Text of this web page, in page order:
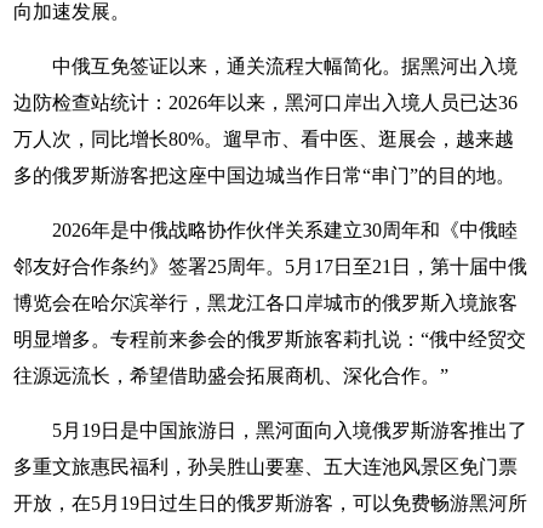
向加速发展。
中俄互免签证以来，通关流程大幅简化。据黑河出入境
边防检查站统计：2026年以来，黑河口岸出入境人员已达36
万人次，同比增长80%。遛早市、看中医、逛展会，越来越
多的俄罗斯游客把这座中国边城当作日常“串门”的目的地。
2026年是中俄战略协作伙伴关系建立30周年和《中俄睦
邻友好合作条约》签署25周年。5月17日至21日，第十届中俄
博览会在哈尔滨举行，黑龙江各口岸城市的俄罗斯入境旅客
明显增多。专程前来参会的俄罗斯旅客莉扎说：“俄中经贸交
往源远流长，希望借助盛会拓展商机、深化合作。”
5月19日是中国旅游日，黑河面向入境俄罗斯游客推出了
多重文旅惠民福利，孙吴胜山要塞、五大连池风景区免门票
开放，在5月19日过生日的俄罗斯游客，可以免费畅游黑河所